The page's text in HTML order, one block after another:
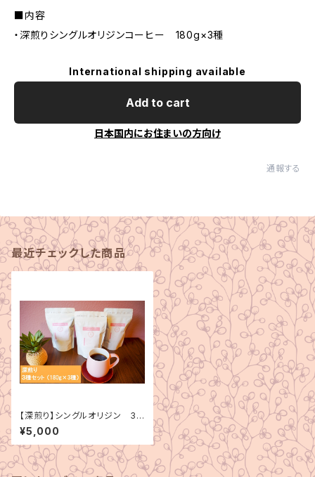
■内容
・深煎りシングルオリジンコーヒー 180g×3種
International shipping available
Add to cart
日本国内にお住まいの方向け
通報する
最近チェックした商品
【深煎り】シングルオリジン 3
種セット（180g×3種）
¥5,000